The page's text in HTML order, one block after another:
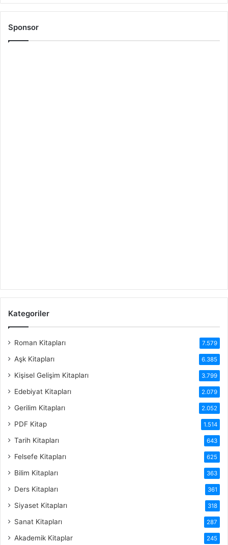
Sponsor
Kategoriler
Roman Kitapları 7.579
Aşk Kitapları 6.385
Kişisel Gelişim Kitapları 3.799
Edebiyat Kitapları 2.079
Gerilim Kitapları 2.052
PDF Kitap 1.514
Tarih Kitapları 643
Felsefe Kitapları 625
Bilim Kitapları 363
Ders Kitapları 361
Siyaset Kitapları 318
Sanat Kitapları 287
Akademik Kitaplar 245